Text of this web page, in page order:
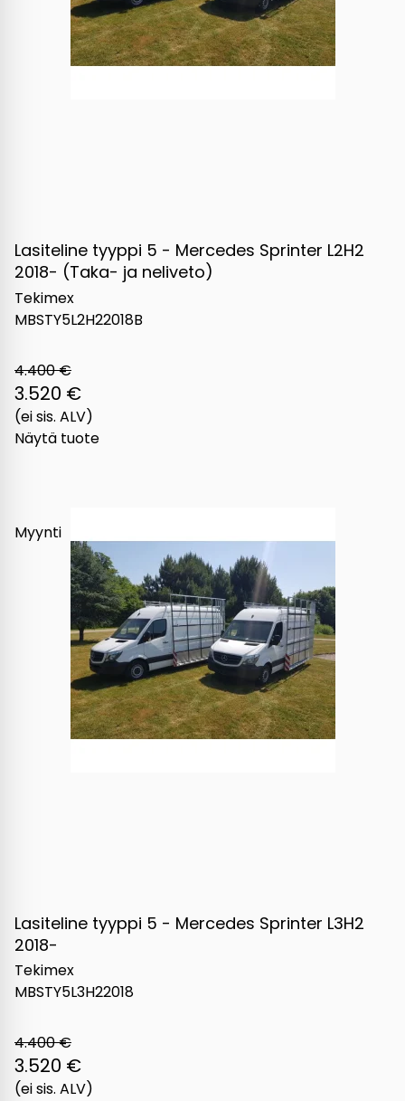
Lasiteline tyyppi 5 - Mercedes Sprinter L2H2
2018- (Taka- ja neliveto)
Tekimex
MBSTY5L2H22018B
4.400 €
3.520 €
(ei sis. ALV)
Näytä tuote
Myynti
Lasiteline tyyppi 5 - Mercedes Sprinter L3H2
2018-
Tekimex
MBSTY5L3H22018
4.400 €
3.520 €
(ei sis. ALV)